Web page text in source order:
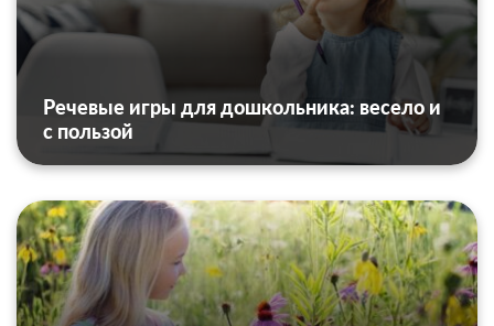
Речевые игры для дошкольника: весело и
с пользой